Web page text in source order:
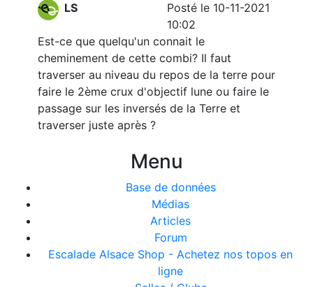
LS
Posté le 10-11-2021
10:02
Est-ce que quelqu'un connait le
cheminement de cette combi? Il faut
traverser au niveau du repos de la terre pour
faire le 2ème crux d'objectif lune ou faire le
passage sur les inversés de la Terre et
traverser juste après ?
Menu
Base de données
Médias
Articles
Forum
Escalade Alsace Shop - Achetez nos topos en
ligne